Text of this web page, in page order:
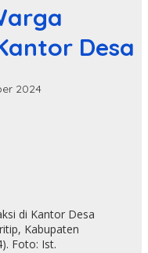
Desa
2024
di Kantor Desa
Kabupaten
Foto: Ist.